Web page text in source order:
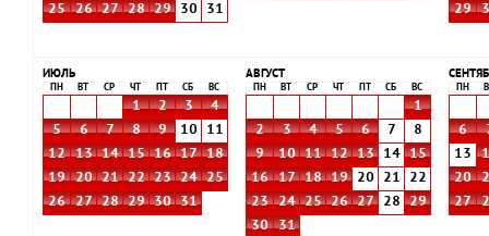
25
26 27 28 29 30 31
29
ИЮЛЬ
ПН ВТ СР ЧТ СБ ВС
1 2 3
4
5
6 7 8 9 10
11
12
13 14 15 16 17
18
19
20 21 22 23 24
25
26
27 28 29 30 31
АВГУСТ
ПН ВТ СР ЧТ СБ ВС
1
2
3 4 5 6 7
8
9
10 11 12 13 14
15
16
17 18 19 20 21
22
23
24 25 26 27 28
29
30
31
ПН
6
13
20
27